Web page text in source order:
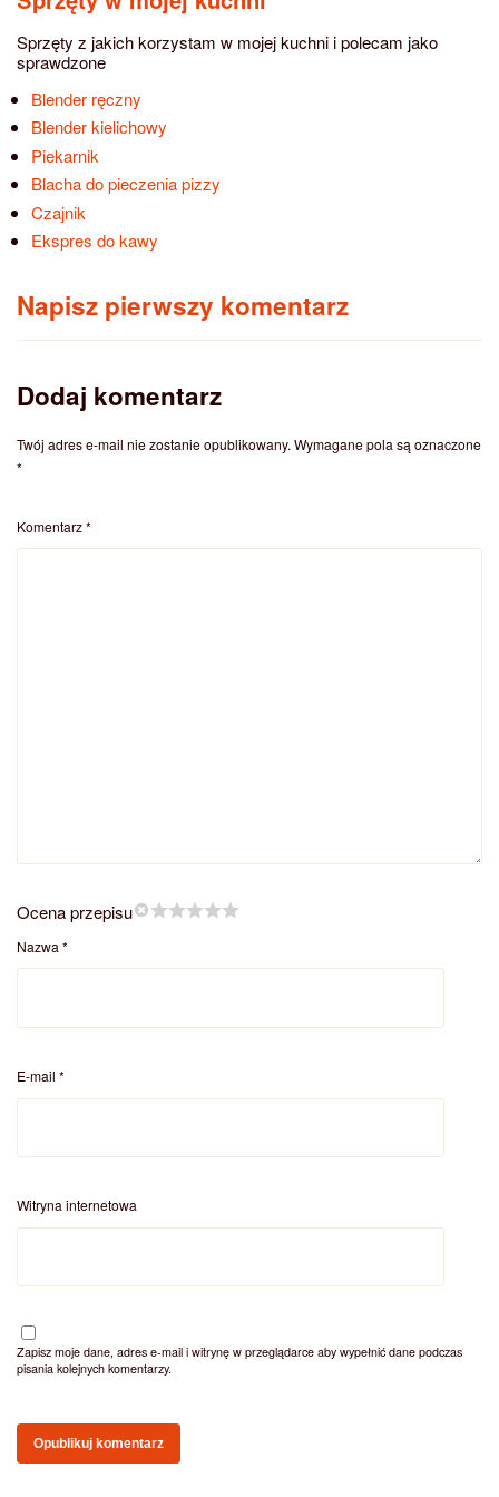
Sprzęty z jakich korzystam w mojej kuchni i polecam jako
sprawdzone
Blender ręczny
Blender kielichowy
Piekarnik
Blacha do pieczenia pizzy
Czajnik
Ekspres do kawy
Napisz pierwszy komentarz
Dodaj komentarz
Twój adres e-mail nie zostanie opublikowany. Wymagane pola są oznaczone
*
Komentarz*
Ocena przepisu
Nazwa *
E-mail *
Witryna internetowa
Zapisz moje dane, adres e-mail i witrynę w przeglądarce aby wypełnić dane podczas
pisania kolejnych komentarzy.